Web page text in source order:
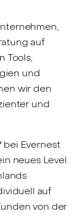
auf
Tools,
und
wir den
und
bei Evernest
neues Level.
auf
von der